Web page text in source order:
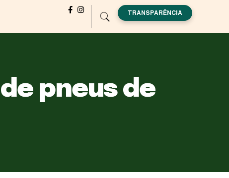
TRANSPARÊNCIA
pneus de